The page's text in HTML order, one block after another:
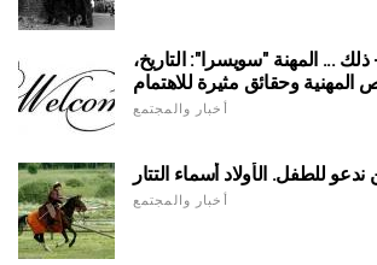
... المهنة "سويسرا": التاريخ،
المهنية وحقائق مثيرة للاهتمام
أخبار والمجتمع
للطفل. الأولاد أسماء التتار
أخبار والمجتمع